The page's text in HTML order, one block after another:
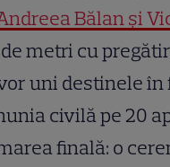
Bălan și
metri cu
uni destinele în
civilă pe 20
finală: o